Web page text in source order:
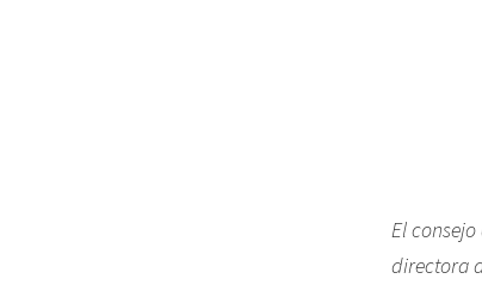
El
directora